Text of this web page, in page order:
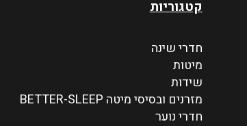
קטגוריות
חדרי שינה
מיטות
שידות
מזרנים ובסיסי מיטה BETTER-SLEEP
חדרי נוער